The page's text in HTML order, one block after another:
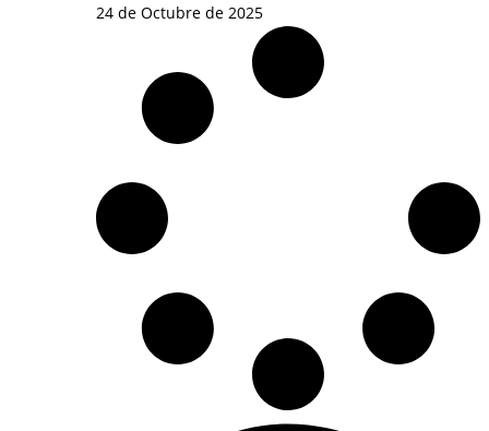
24 de Octubre de 2025